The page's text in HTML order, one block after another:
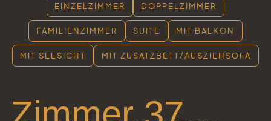
EINZELZIMMER DOPPELZIMMER
FAMILIENZIMMER SUITE MIT BALKON
MIT SEESICHT MIT ZUSATZBETT/AUSZIEHSOFA